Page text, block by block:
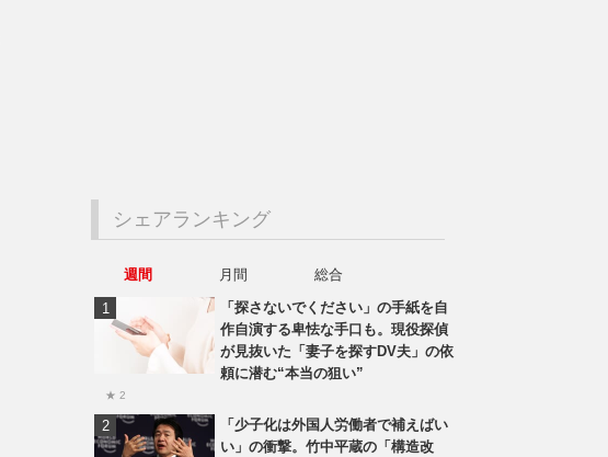
シェアランキング
週間 月間
総合
「探さないでください」の手紙を自
作自演する卑怯な手口も。現役探偵
が見抜いた「妻子を探すDV夫」の依
頼に潜む“本当の狙い”
★ 2
「少子化は外国人労働者で補えばい
い」の衝撃。竹中平蔵の「構造改